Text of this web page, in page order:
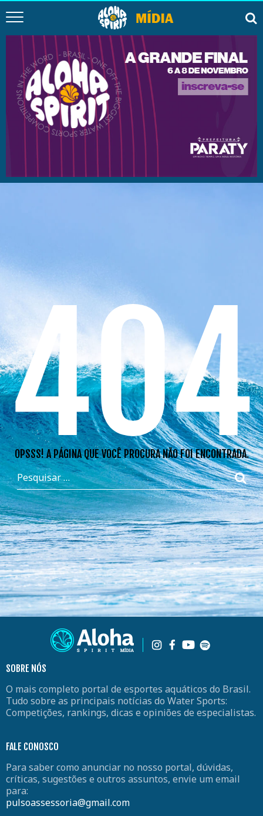
404
OPSSS! A PÁGINA QUE VOCÊ PROCURA NÃO FOI ENCONTRADA.
SOBRE NÓS
O mais completo portal de esportes aquáticos do Brasil.
Tudo sobre as principais notícias do Water Sports:
Competições, rankings, dicas e opiniões de especialistas.
FALE CONOSCO
Para saber como anunciar no nosso portal, dúvidas,
críticas, sugestões e outros assuntos, envie um email
para:
pulsoassessoria@gmail.com